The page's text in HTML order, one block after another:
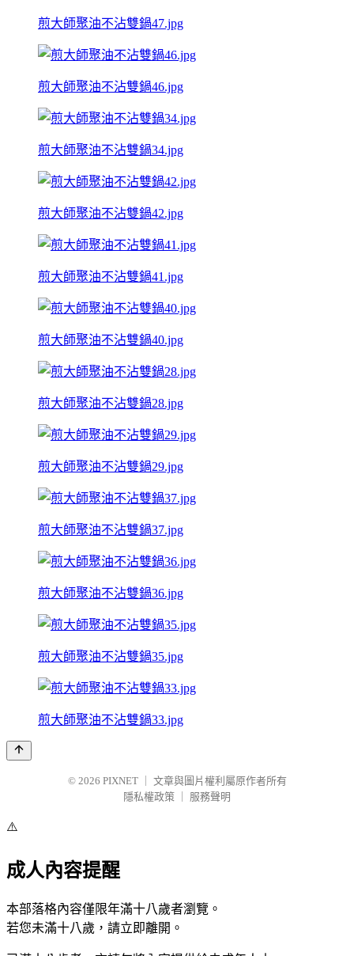
煎大師聚油不沾雙鍋47.jpg
煎大師聚油不沾雙鍋46.jpg
煎大師聚油不沾雙鍋34.jpg
煎大師聚油不沾雙鍋42.jpg
煎大師聚油不沾雙鍋41.jpg
煎大師聚油不沾雙鍋40.jpg
煎大師聚油不沾雙鍋28.jpg
煎大師聚油不沾雙鍋29.jpg
煎大師聚油不沾雙鍋37.jpg
煎大師聚油不沾雙鍋36.jpg
煎大師聚油不沾雙鍋35.jpg
煎大師聚油不沾雙鍋33.jpg
© 2026 PIXNET
文章與圖片權利屬原作者所有
隱私權政策
服務聲明
⚠️
成人內容提醒
本部落格內容僅限年滿十八歲者瀏覽。
若您未滿十八歲，請立即離開。